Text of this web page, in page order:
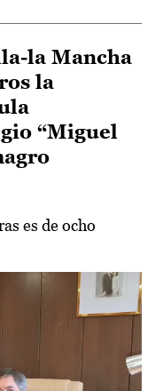
la Mancha
la
“Miguel
es de ocho